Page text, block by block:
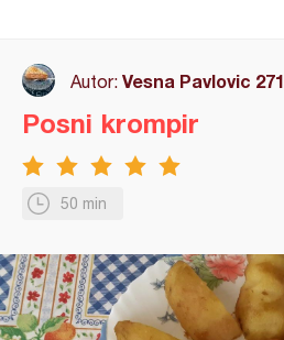
Autor: Vesna Pavlovic 271
50 min
Posni krompir